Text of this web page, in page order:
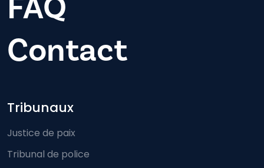
Contact
Footer-menu
Tribunaux
Justice de paix
Tribunal de police